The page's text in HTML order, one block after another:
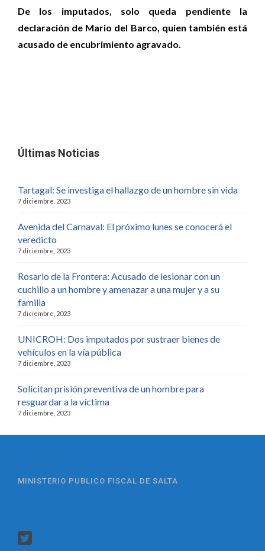
De los imputados, solo queda pendiente la
declaración de Mario del Barco, quien también está
acusado de encubrimiento agravado.
Últimas Noticias
Tartagal: Se investiga el hallazgo de un hombre sin vida
7 diciembre, 2023
Avenida del Carnaval: El próximo lunes se conocerá el
veredicto
7 diciembre, 2023
Rosario de la Frontera: Acusado de lesionar con un
cuchillo a un hombre y amenazar a una mujer y a su
familia
7 diciembre, 2023
UNICROH: Dos imputados por sustraer bienes de
vehículos en la vía pública
7 diciembre, 2023
Solicitan prisión preventiva de un hombre para
resguardar a la víctima
7 diciembre, 2023
MINISTERIO PUBLICO FISCAL DE SALTA